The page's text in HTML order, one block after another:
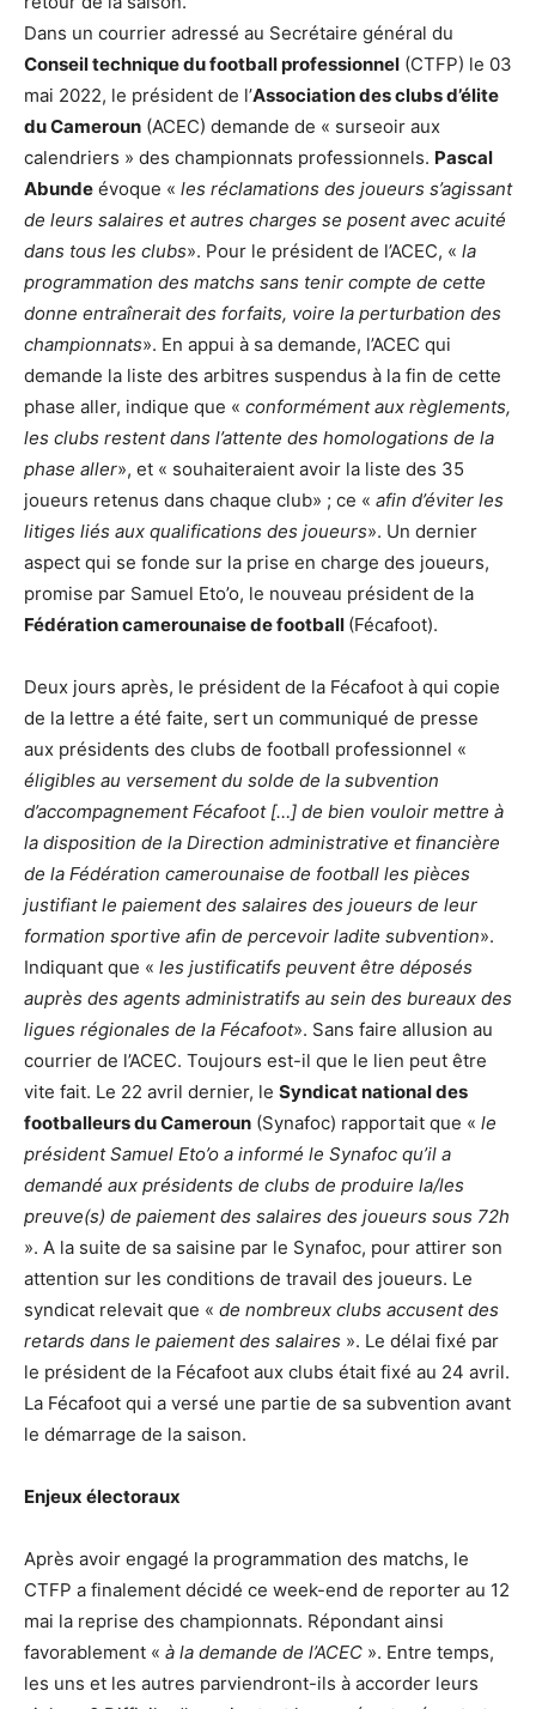
Dans un courrier adressé au Secrétaire général du
Conseil technique du football professionnel (CTFP) le 03
mai 2022, le président de l’Association des clubs d’élite
du Cameroun (ACEC) demande de « surseoir aux
calendriers » des championnats professionnels. Pascal
Abunde évoque « les réclamations des joueurs s’agissant
de leurs salaires et autres charges se posent avec acuité
dans tous les clubs». Pour le président de l’ACEC, « la
programmation des matchs sans tenir compte de cette
donne entraînerait des forfaits, voire la perturbation des
championnats». En appui à sa demande, l’ACEC qui
demande la liste des arbitres suspendus à la fin de cette
phase aller, indique que « conformément aux règlements,
les clubs restent dans l’attente des homologations de la
phase aller», et « souhaiteraient avoir la liste des 35
joueurs retenus dans chaque club» ; ce « afin d’éviter les
litiges liés aux qualifications des joueurs». Un dernier
aspect qui se fonde sur la prise en charge des joueurs,
promise par Samuel Eto’o, le nouveau président de la
Fédération camerounaise de football (Fécafoot).
Deux jours après, le président de la Fécafoot à qui copie
de la lettre a été faite, sert un communiqué de presse
aux présidents des clubs de football professionnel «
éligibles au versement du solde de la subvention
d’accompagnement Fécafoot […] de bien vouloir mettre à
la disposition de la Direction administrative et financière
de la Fédération camerounaise de football les pièces
justifiant le paiement des salaires des joueurs de leur
formation sportive afin de percevoir ladite subvention».
Indiquant que « les justificatifs peuvent être déposés
auprès des agents administratifs au sein des bureaux des
ligues régionales de la Fécafoot». Sans faire allusion au
courrier de l’ACEC. Toujours est-il que le lien peut être
vite fait. Le 22 avril dernier, le Syndicat national des
footballeurs du Cameroun (Synafoc) rapportait que « le
président Samuel Eto’o a informé le Synafoc qu’il a
demandé aux présidents de clubs de produire la/les
preuve(s) de paiement des salaires des joueurs sous 72h
». A la suite de sa saisine par le Synafoc, pour attirer son
attention sur les conditions de travail des joueurs. Le
syndicat relevait que « de nombreux clubs accusent des
retards dans le paiement des salaires ». Le délai fixé par
le président de la Fécafoot aux clubs était fixé au 24 avril.
La Fécafoot qui a versé une partie de sa subvention avant
le démarrage de la saison.
Enjeux électoraux
Après avoir engagé la programmation des matchs, le
CTFP a finalement décidé ce week-end de reporter au 12
mai la reprise des championnats. Répondant ainsi
favorablement « à la demande de l’ACEC ». Entre temps,
les uns et les autres parviendront-ils à accorder leurs